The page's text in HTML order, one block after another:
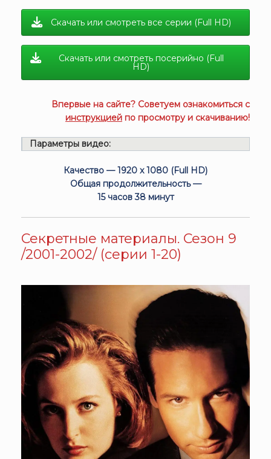
Скачать или смотреть все серии (Full HD)
Скачать или смотреть посерийно (Full
HD)
Впервые на сайте? Советуем ознакомиться с
инструкцией по просмотру и скачиванию!
Параметры видео:
Качество — 1920 x 1080 (Full HD)
Общая продолжительность —
15 часов 38 минут
Секретные материалы. Сезон 9
/2001-2002/ (серии 1-20)